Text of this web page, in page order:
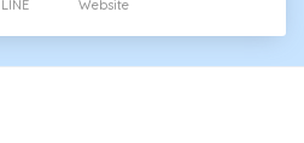
LINE Website